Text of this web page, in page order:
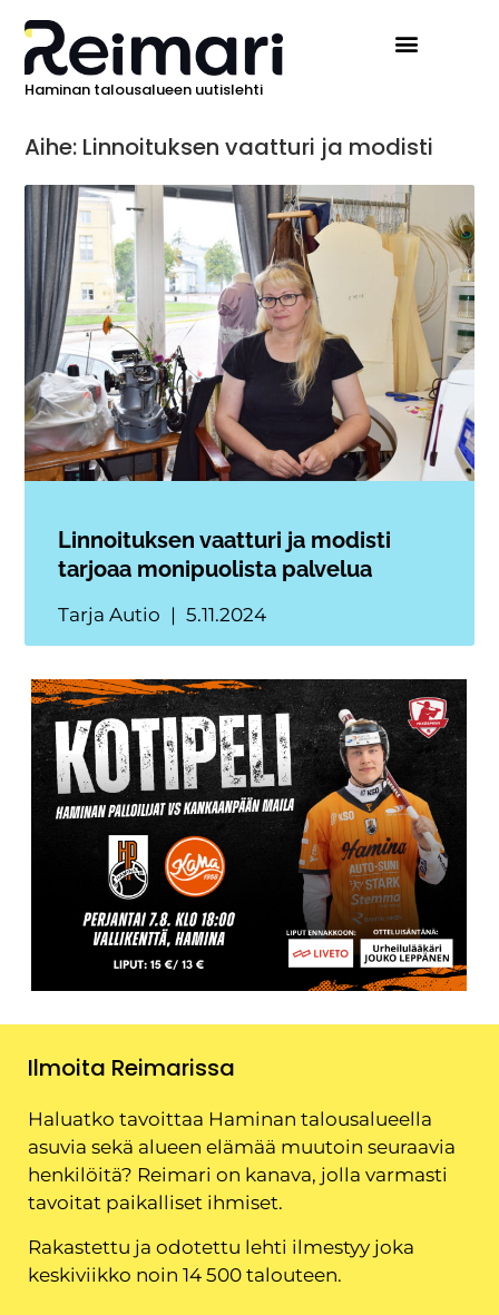
Haminan talousalueen uutislehti
Aihe: Linnoituksen vaatturi ja modisti
Linnoituksen vaatturi ja modisti
tarjoaa monipuolista palvelua
Tarja Autio 5.11.2024
Ilmoita Reimarissa
Haluatko tavoittaa Haminan talousalueella
asuvia sekä alueen elämää muutoin seuraavia
henkilöitä? Reimari on kanava, jolla varmasti
tavoitat paikalliset ihmiset.
Rakastettu ja odotettu lehti ilmestyy joka
keskiviikko noin 14 500 talouteen.